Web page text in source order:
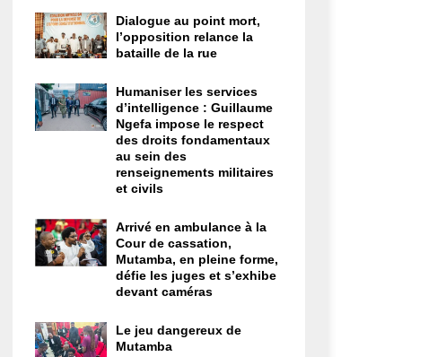
Dialogue au point mort,
l’opposition relance la
bataille de la rue
Humaniser les services
d’intelligence : Guillaume
Ngefa impose le respect
des droits fondamentaux
au sein des
renseignements militaires
et civils
Arrivé en ambulance à la
Cour de cassation,
Mutamba, en pleine forme,
défie les juges et s’exhibe
devant caméras
Le jeu dangereux de
Mutamba